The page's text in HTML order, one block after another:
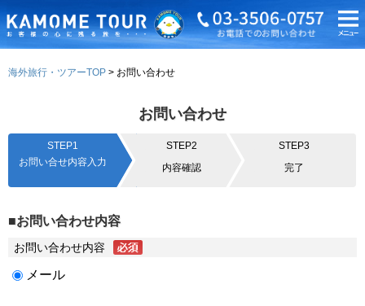
海外旅行・ツアーTOP お問い合わせ
お問い合わせ
STEP1
お問い合せ内容入力
STEP2
内容確認
STEP3
完了
■お問い合わせ内容
お問い合わせ内容
メール